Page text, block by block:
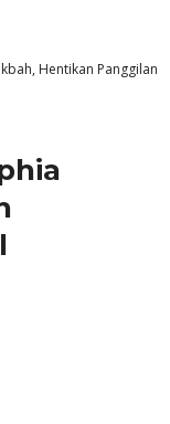
Hentikan Panggilan